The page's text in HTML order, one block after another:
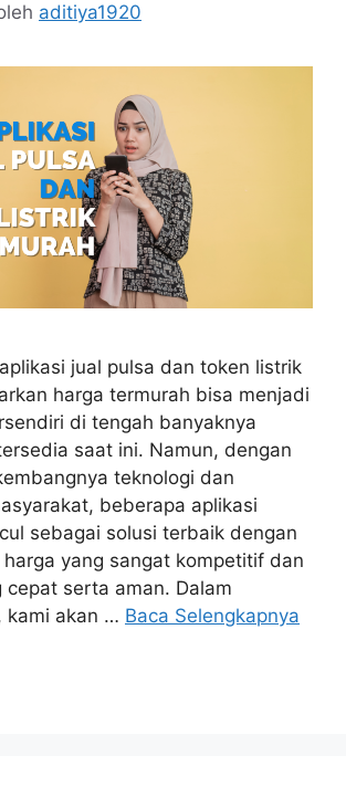
aditiya1920
jual pulsa dan token listrik
harga termurah bisa menjadi
di tengah banyaknya
saat ini. Namun, dengan
teknologi dan
beberapa aplikasi
sebagai solusi terbaik dengan
yang sangat kompetitif dan
cepat serta aman. Dalam
kami akan … Baca Selengkapnya